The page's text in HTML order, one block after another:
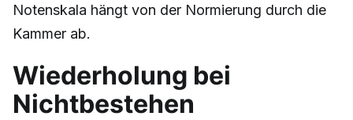
Notenskala hängt von der Normierung durch die
Kammer ab.
Wiederholung bei
Nichtbestehen